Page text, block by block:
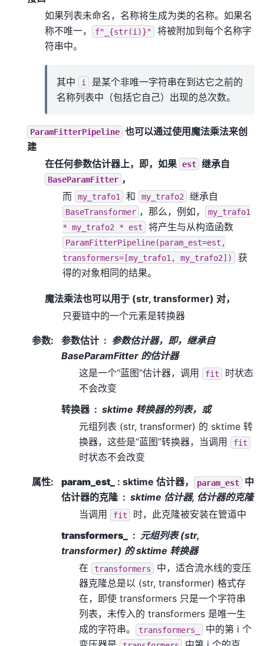
如果列表未命名，名称将生成为类的名称。如果名
称不唯一，
f"_{str(i)}"
将被附加到每个名称字
符串中。
其中 i
是某个非唯一字符串在到达它之前的
名称列表中（包括它自己）出现的总次数。
ParamFitterPipeline 也可以通过使用魔法乘法来创
建
在任何参数估计器上，即，如果 est 继承自
BaseParamFitter ，
而
my_trafo1 和 my_trafo2 继承自
BaseTransformer ，那么，例如，
my_trafo1
* my_trafo2 * est 将产生与从构造函数
ParamFitterPipeline(param_est=est,
transformers=[my_trafo1,
my_trafo2])
获
得的对象相同的结果。
魔法乘法也可以用于 (str, transformer) 对，
只要链中的一个元素是转换器
参数: 参数估计
参数估计器，即，继承自
BaseParamFitter 的估计器
这是一个“蓝图”估计器，调用
fit
时状态
不会改变
转换器
sktime 转换器的列表，或
元组列表 (str, transformer) 的 sktime 转
换器，这些是“蓝图”转换器，当调用
fit
时状态不会改变
属性: param_est_ : sktime 估计器， param_est
中
估计器的克隆
sktime 估计器, 估计器的克隆
当调用
fit
时，此克隆被安装在管道中
transformers_
元组列表 (str,
transformer) 的 sktime 转换器
在
transformers
中，适合流水线的变压
器克隆总是以 (str, transformer) 格式存
在，即使 transformers 只是一个字符串
列表，未传入的 transformers 是唯一生
成的字符串。
transformers_
中的第 i 个